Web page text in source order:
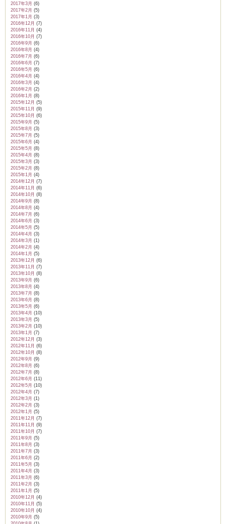
2017年3月 (6)
2017年2月 (5)
2017年1月 (3)
2016年12月 (7)
2016年11月 (4)
2016年10月 (7)
2016年9月 (6)
2016年8月 (4)
2016年7月 (6)
2016年6月 (7)
2016年5月 (6)
2016年4月 (4)
2016年3月 (4)
2016年2月 (2)
2016年1月 (8)
2015年12月 (5)
2015年11月 (9)
2015年10月 (6)
2015年9月 (5)
2015年8月 (3)
2015年7月 (5)
2015年6月 (4)
2015年5月 (8)
2015年4月 (8)
2015年3月 (3)
2015年2月 (8)
2015年1月 (4)
2014年12月 (7)
2014年11月 (6)
2014年10月 (8)
2014年9月 (8)
2014年8月 (4)
2014年7月 (6)
2014年6月 (3)
2014年5月 (5)
2014年4月 (3)
2014年3月 (1)
2014年2月 (4)
2014年1月 (5)
2013年12月 (6)
2013年11月 (7)
2013年10月 (8)
2013年9月 (6)
2013年8月 (4)
2013年7月 (8)
2013年6月 (8)
2013年5月 (6)
2013年4月 (10)
2013年3月 (5)
2013年2月 (10)
2013年1月 (7)
2012年12月 (3)
2012年11月 (6)
2012年10月 (8)
2012年9月 (9)
2012年8月 (6)
2012年7月 (8)
2012年6月 (11)
2012年5月 (10)
2012年4月 (7)
2012年3月 (1)
2012年2月 (3)
2012年1月 (5)
2011年12月 (7)
2011年11月 (9)
2011年10月 (7)
2011年9月 (5)
2011年8月 (3)
2011年7月 (3)
2011年6月 (2)
2011年5月 (3)
2011年4月 (3)
2011年3月 (6)
2011年2月 (3)
2011年1月 (5)
2010年12月 (4)
2010年11月 (5)
2010年10月 (4)
2010年9月 (5)